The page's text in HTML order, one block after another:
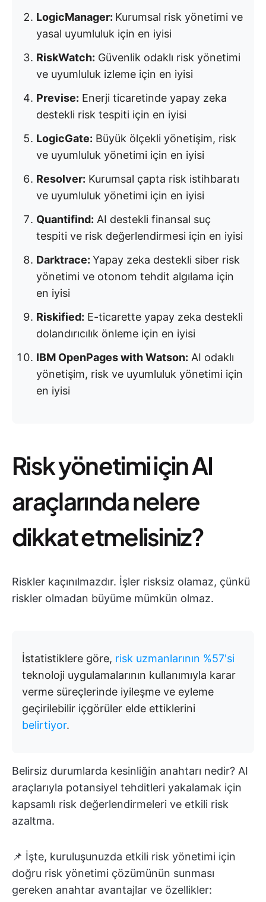
LogicManager: Kurumsal risk yönetimi ve
yasal uyumluluk için en iyisi
RiskWatch: Güvenlik odaklı risk yönetimi
ve uyumluluk izleme için en iyisi
Previse: Enerji ticaretinde yapay zeka
destekli risk tespiti için en iyisi
LogicGate: Büyük ölçekli yönetişim, risk
ve uyumluluk yönetimi için en iyisi
Resolver: Kurumsal çapta risk istihbaratı
ve uyumluluk yönetimi için en iyisi
Quantifind: AI destekli finansal suç
tespiti ve risk değerlendirmesi için en iyisi
Darktrace: Yapay zeka destekli siber risk
yönetimi ve otonom tehdit algılama için
en iyisi
Riskified: E-ticarette yapay zeka destekli
dolandırıcılık önleme için en iyisi
IBM OpenPages with Watson: AI odaklı
yönetişim, risk ve uyumluluk yönetimi için
en iyisi
Risk yönetimi için AI
araçlarında nelere
dikkat etmelisiniz?
Riskler kaçınılmazdır. İşler risksiz olamaz, çünkü
riskler olmadan büyüme mümkün olmaz.
İstatistiklere göre, risk uzmanlarının %57'si
teknoloji uygulamalarının kullanımıyla karar
verme süreçlerinde iyileşme ve eyleme
geçirilebilir içgörüler elde ettiklerini
belirtiyor.
Belirsiz durumlarda kesinliğin anahtarı nedir? AI
araçlarıyla potansiyel tehditleri yakalamak için
kapsamlı risk değerlendirmeleri ve etkili risk
azaltma.
📌 İşte, kuruluşunuzda etkili risk yönetimi için
doğru risk yönetimi çözümünün sunması
gereken anahtar avantajlar ve özellikler: